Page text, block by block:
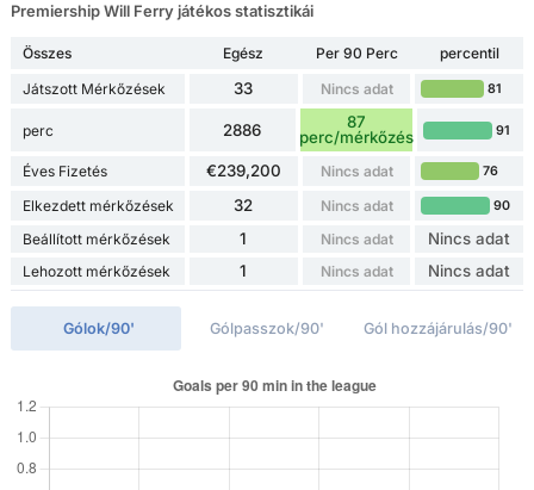
Premiership Will Ferry játékos statisztikái
Összes Egész Per 90 Perc
percentil
Játszott Mérkőzések
33 Nincs adat 81
perc 2886
87
perc/mérkőzés
91
Éves Fizetés €239,200 Nincs adat 76
Elkezdett mérkőzések 32 Nincs adat 90
Beállított mérkőzések 1 Nincs adat Nincs adat
Lehozott mérkőzések 1 Nincs adat Nincs adat
Gólok/90' Gólpasszok/90' Gól hozzájárulás/90'